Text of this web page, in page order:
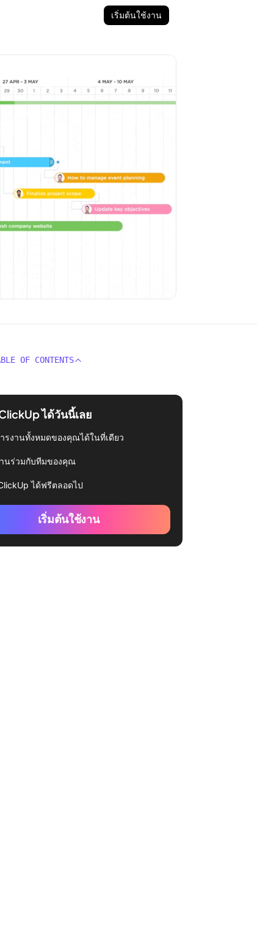
เริ่มต้นใช้งาน
OF CONTENTS
ได้วันนี้เลย
รงานทั้งหมดของคุณได้ในที่เดียว
นร่วมกับทีมของคุณ
ได้ฟรีตลอดไป
เริ่มต้นใช้งาน